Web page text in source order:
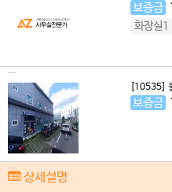
보증금
화장실1
[10535]
보증금
상세설명